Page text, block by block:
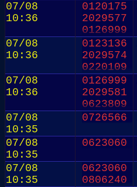
07/08
10:36
0120175
2029577
0126999
07/08
10:36
0123136
2029574
0220109
07/08
10:36
0126999
2029581
0623809
07/08
10:35
0726566
07/08
10:35
0623060
07/08
10:35
0623060
0806240